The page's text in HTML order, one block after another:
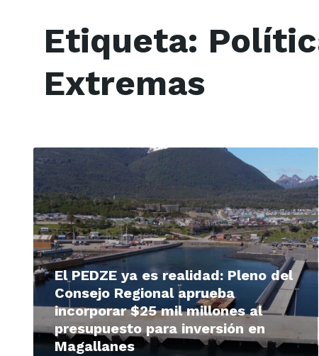
Etiqueta:
Extremas
El PEDZE ya es realidad: Pleno del
Consejo Regional aprueba
incorporar $25 mil millones al
presupuesto para inversión en
Magallanes
Read
More